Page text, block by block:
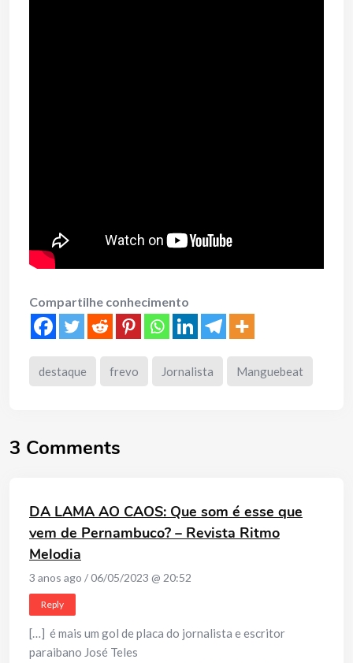
Compartilhe conhecimento
destaque frevo Jornalista Manguebeat
3 Comments
DA LAMA AO CAOS: Que som é esse que
vem de Pernambuco? – Revista Ritmo
Melodia
3 anos ago / 06/05/2023 @ 20:52
Reply
[…] é mais um gol de placa do jornalista e escritor
paraibano José Teles